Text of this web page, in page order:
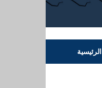
الرئيسية